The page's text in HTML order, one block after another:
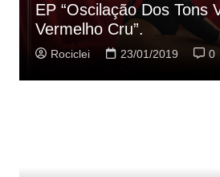
referencias do clipe de
música
Rociclei 22/01/2019 0